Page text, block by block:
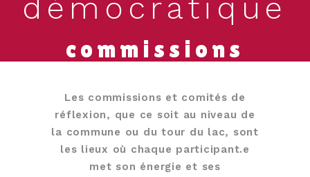
démocratique
commissions
Les commissions et comités de
réflexion, que ce soit au niveau de
la commune ou du tour du lac, sont
les lieux où chaque participant.e
met son énergie et ses